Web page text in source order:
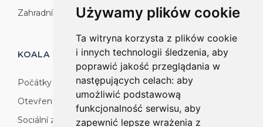
Używamy plików cookie
Ta witryna korzysta z plików cookie
i innych technologii śledzenia, aby
poprawić jakość przeglądania w
następujących celach: aby
umożliwić podstawową
funkcjonalność serwisu, aby
zapewnić lepsze wrażenia z
Zahradní sety KOALA
KOALA HOUPACÍ SÍTĚVÝROBA
Počátky
Otevření se světu
Sociální zodpovědnost: příroda, životní prostředí a